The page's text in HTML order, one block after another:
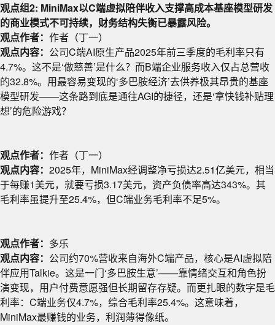
观点组2: MiniMax以C端虚拟陪伴收入支撑高成本基座模型研发
的商业模式不可持续，财务结构失衡已暴露风险。
观点作者： 作者（丁一）
观点内容： 公司C端AI原生产品2025年前三季度的毛利率只有
4.7%。这不是‘做慈善’是什么？而B端企业服务收入仅占总营收
的32.8%。用最容易变现的‘多巴胺经济’去供养极其昂贵的基座
模型研发——这条路到底是通往AGI的捷径，还是‘拿快钱补贴理
想’的危险游戏？
观点作者： 作者（丁一）
观点内容： 2025年，MiniMax经调整净亏损达2.51亿美元，相当
于每赚1美元，就要亏损3.17美元，资产负债率高达343%。其
毛利率虽提升至25.4%，但C端业务毛利率不足5%。
观点作者： 多乐
观点内容： 公司约70%营收来自海外C端产品，核心是AI虚拟陪
伴应用Talkie。这是一门‘多巴胺生意’——靠情绪交互和角色扮
演变现，用户付费意愿强但长期留存存疑。而更扎眼的数字是毛
利率：C端业务仅4.7%，综合毛利率25.4%。这意味着，
MiniMax最赚钱的业务，利润薄得像纸。